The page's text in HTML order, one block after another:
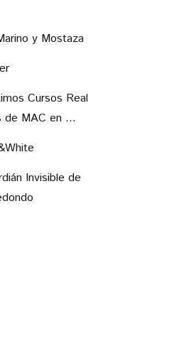
y Mostaza
Cursos Real
de MAC en ...
Invisible de